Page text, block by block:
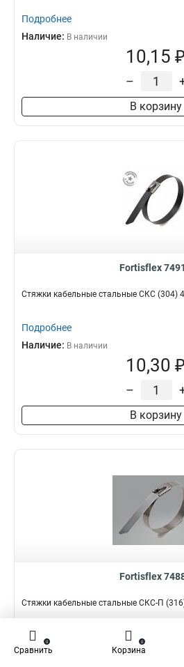
Подробнее
Наличие: В наличии
10,15 ₽
–
В корзину
Fortisflex
Стяжки кабельные стальные СКС (304)
Подробнее
Наличие: В наличии
10,30 ₽
–
В корзину
Fortisflex
Стяжки кабельные стальные СКС-П (316)
Подробнее
Наличие:
Сравнить
0
Корзина
0